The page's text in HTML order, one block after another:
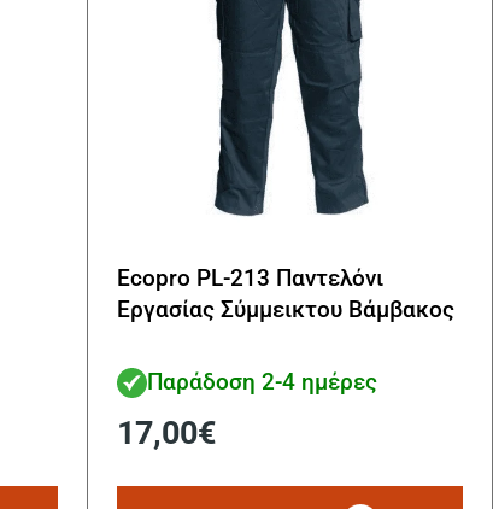
Ecopro PL-213 Παντελόνι
Εργασίας Σύμμεικτου Βάμβακος
Παράδοση 2-4 ημέρες
17,00€